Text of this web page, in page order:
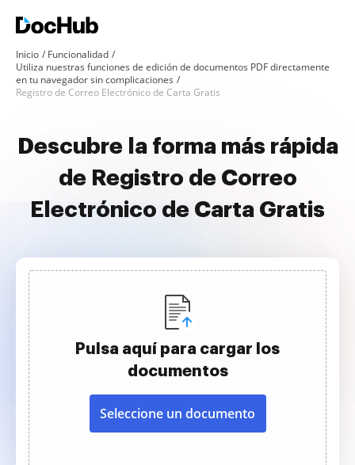
Inicio
Funcionalidad
Utiliza nuestras funciones de edición de documentos PDF directamente
en tu navegador sin complicaciones
Registro de Correo Electrónico de Carta Gratis
Descubre la forma más rápida
de Registro de Correo
Electrónico de Carta Gratis
Pulsa aquí para cargar los
documentos
Seleccione un documento